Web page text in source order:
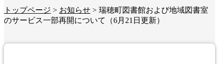
トップページ > お知らせ > 瑞穂町図書館および地域図書室
のサービス一部再開について（6月21日更新）